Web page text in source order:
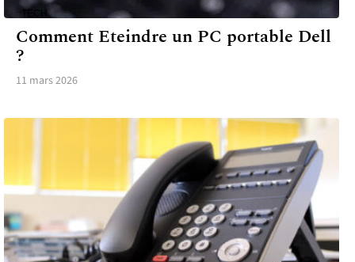
TECH
Comment Eteindre un PC portable Dell
?
11 mars 2026